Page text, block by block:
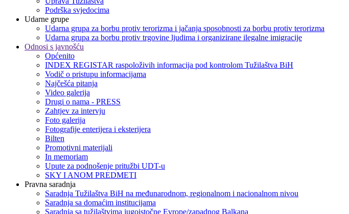
Podrška svjedocima
Udarne grupe
Udarna grupa za borbu protiv terorizma i jačanja sposobnosti za borbu protiv terorizma
Udarna grupa za borbu protiv trgovine ljudima i organizirane ilegalne imigracije
Odnosi s javnošću
Općenito
INDEX REGISTAR raspoloživih informacija pod kontrolom Tužilaštva BiH
Vodič o pristupu informacijama
Najčešća pitanja
Video galerija
Drugi o nama - PRESS
Zahtjev za intervju
Foto galerija
Fotografije enterijera i eksterijera
Bilten
Promotivni materijali
In memoriam
Upute za podnošenje pritužbi UDT-u
SKY I ANOM PREDMETI
Pravna saradnja
Saradnja Tužilaštva BiH na međunarodnom, regionalnom i nacionalnom nivou
Saradnja sa domaćim institucijama
Saradnja sa tužilaštvima jugoistočne Evrope/zapadnog Balkana